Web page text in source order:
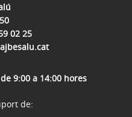
02 25
9:00 a 14:00 hores
de: